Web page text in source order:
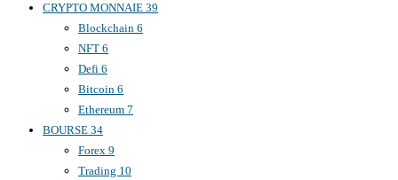
CRYPTO MONNAIE 39
Blockchain 6
NFT 6
Defi 6
Bitcoin 6
Ethereum 7
BOURSE 34
Forex 9
Trading 10